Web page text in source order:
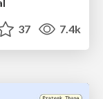
37 7.4k